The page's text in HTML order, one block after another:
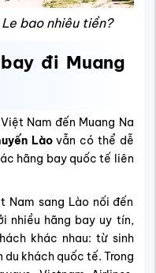
bao nhiêu tiền?
đi Muang
Nam đến Muang Na
Làovẫn có thể dễ
hãng bay quốc tế liên
Nam sang Lào nối đến
nhiều hãng bay uy tín,
khác nhau: từ sinh
khách quốc tế. Trong